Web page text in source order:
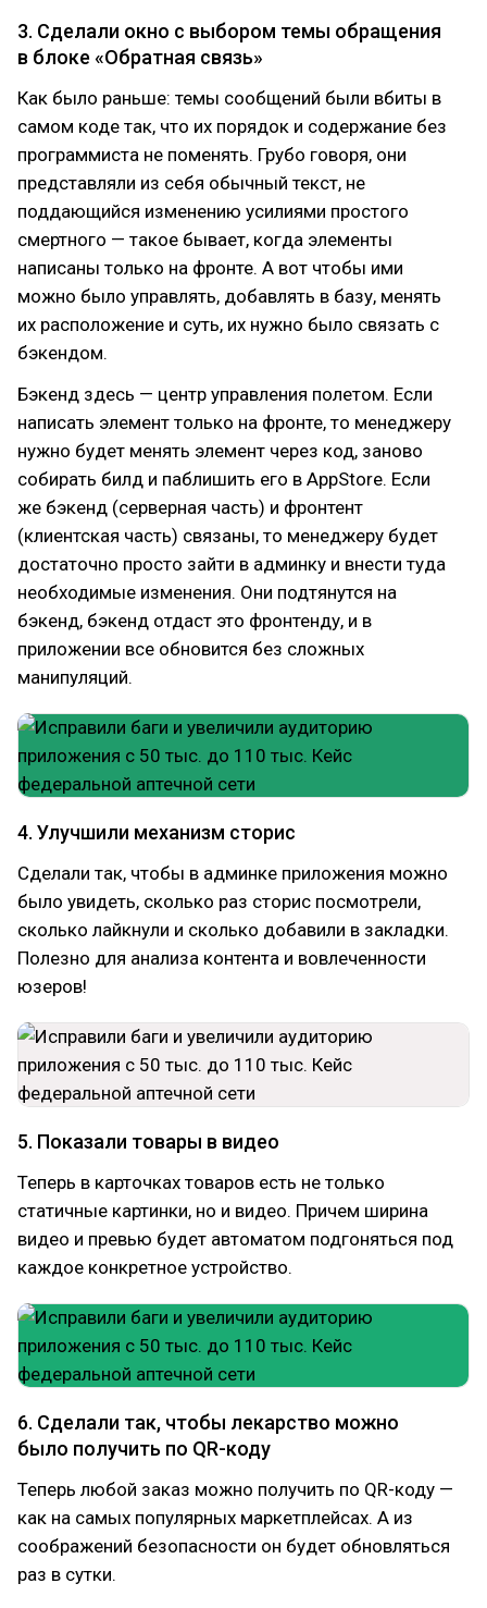
3. Сделали окно с выбором темы обращения
в блоке «Обратная связь»
Как было раньше: темы сообщений были вбиты в
самом коде так, что их порядок и содержание без
программиста не поменять. Грубо говоря, они
представляли из себя обычный текст, не
поддающийся изменению усилиями простого
смертного — такое бывает, когда элементы
написаны только на фронте. А вот чтобы ими
можно было управлять, добавлять в базу, менять
их расположение и суть, их нужно было связать с
бэкендом.
Бэкенд здесь — центр управления полетом. Если
написать элемент только на фронте, то менеджеру
нужно будет менять элемент через код, заново
собирать билд и паблишить его в AppStore. Если
же бэкенд (серверная часть) и фронтент
(клиентская часть) связаны, то менеджеру будет
достаточно просто зайти в админку и внести туда
необходимые изменения. Они подтянутся на
бэкенд, бэкенд отдаст это фронтенду, и в
приложении все обновится без сложных
манипуляций.
4. Улучшили механизм сторис
Сделали так, чтобы в админке приложения можно
было увидеть, сколько раз сторис посмотрели,
сколько лайкнули и сколько добавили в закладки.
Полезно для анализа контента и вовлеченности
юзеров!
5. Показали товары в видео
Теперь в карточках товаров есть не только
статичные картинки, но и видео. Причем ширина
видео и превью будет автоматом подгоняться под
каждое конкретное устройство.
6. Сделали так, чтобы лекарство можно
было получить по QR-коду
Теперь любой заказ можно получить по QR-коду —
как на самых популярных маркетплейсах. А из
соображений безопасности он будет обновляться
раз в сутки.